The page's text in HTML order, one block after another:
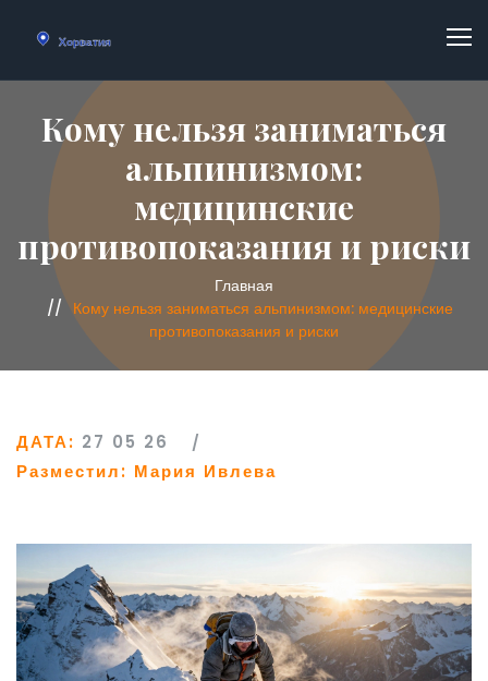
Кому нельзя заниматься
альпинизмом:
медицинские
противопоказания и риски
Главная
Кому нельзя заниматься альпинизмом: медицинские
противопоказания и риски
ДАТА: 27 05 26
Разместил: Мария Ивлева